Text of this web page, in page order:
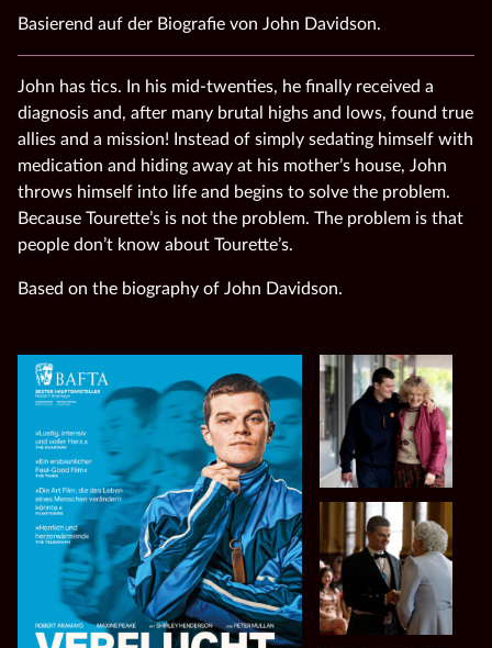
Basierend auf der Biografie von John Davidson.
John has tics. In his mid-twenties, he finally received a
diagnosis and, after many brutal highs and lows, found true
allies and a mission! Instead of simply sedating himself with
medication and hiding away at his mother’s house, John
throws himself into life and begins to solve the problem.
Because Tourette’s is not the problem. The problem is that
people don’t know about Tourette’s.
Based on the biography of John Davidson.